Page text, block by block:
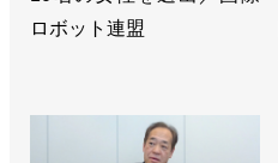
ロボット連盟